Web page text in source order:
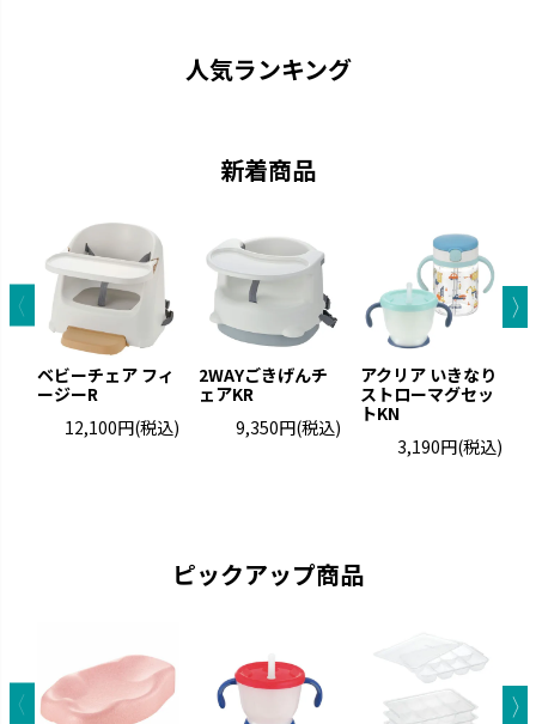
「できた！」に寄り添いなが
き出します。
赤ちゃんにやさしいエアタイプ
人気ランキング
新着商品
ベビーチェア フィ
ージーR
12,100円(税込)
2WAYごきげんチ
ェアKR
9,350円(税込)
アクリア いきなり
ストローマグセッ
トKN
3,190円(税込)
ピックアップ商品